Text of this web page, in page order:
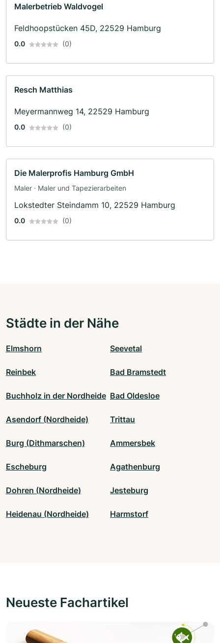
Malerbetrieb Waldvogel
Feldhoopstücken 45D, 22529 Hamburg
0.0 (0)
Resch Matthias
Meyermannweg 14, 22529 Hamburg
0.0 (0)
Die Malerprofis Hamburg GmbH
Maler · Maler und Tapezierarbeiten
Lokstedter Steindamm 10, 22529 Hamburg
0.0 (0)
Städte in der Nähe
Elmshorn Seevetal
Reinbek Bad Bramstedt
Buchholz in der Nordheide Bad Oldesloe
Asendorf (Nordheide) Trittau
Burg (Dithmarschen) Ammersbek
Escheburg Agathenburg
Dohren (Nordheide) Jesteburg
Heidenau (Nordheide) Harmstorf
Neueste Fachartikel